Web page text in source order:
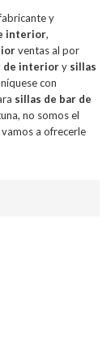
y
interior,
ventas al por
de interiory sillas
con
sillas de bar de
no somos el
a ofrecerle